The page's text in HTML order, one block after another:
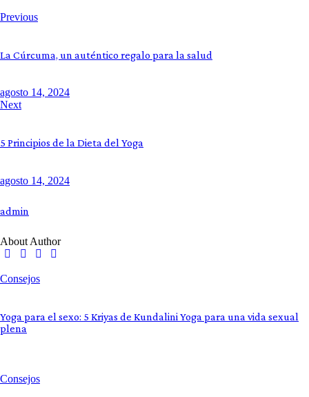
Previous
La Cúrcuma, un auténtico regalo para la salud
agosto 14, 2024
Next
5 Principios de la Dieta del Yoga
agosto 14, 2024
admin
About Author
Consejos
Yoga para el sexo: 5 Kriyas de Kundalini Yoga para una vida sexual
plena
Consejos